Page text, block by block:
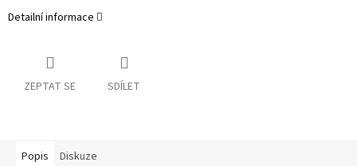
Detailní informace
ZEPTAT SE SDÍLET
Popis Diskuze